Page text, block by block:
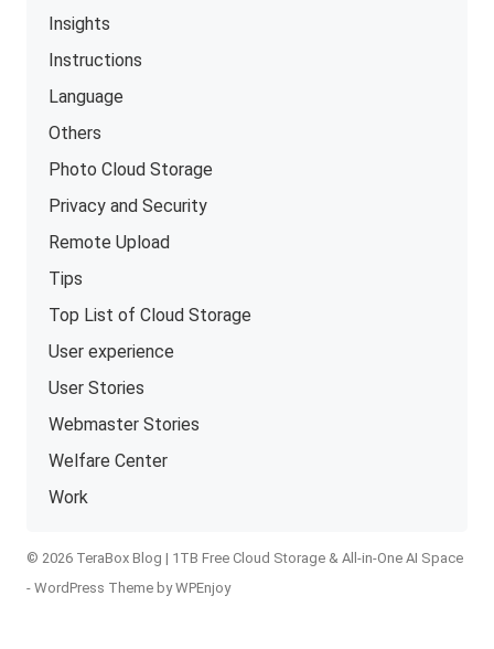
Insights
Instructions
Language
Others
Photo Cloud Storage
Privacy and Security
Remote Upload
Tips
Top List of Cloud Storage
User experience
User Stories
Webmaster Stories
Welfare Center
Work
© 2026 TeraBox Blog | 1TB Free Cloud Storage & All-in-One AI Space
-WordPress Theme byWPEnjoy